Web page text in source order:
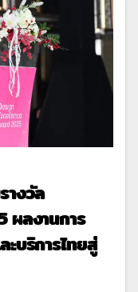
างวัล
ผลงานการ
บริการไทยสู่